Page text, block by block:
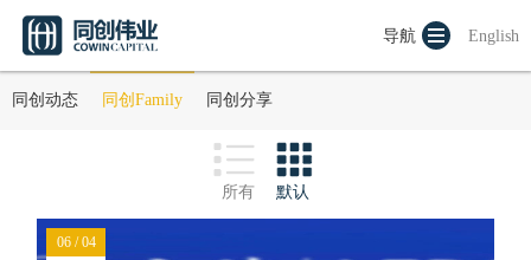
English
导航
同创动态 同创Family 同创分享
所有 默认
06 / 04